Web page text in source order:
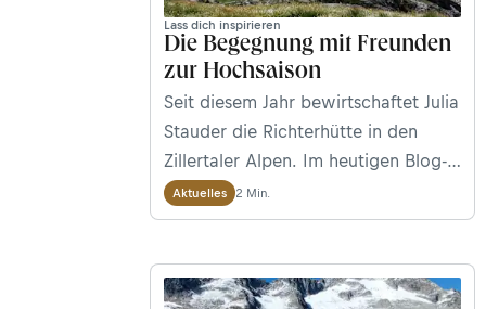
Lass dich inspirieren
Die Begegnung mit Freunden
zur Hochsaison
Seit diesem Jahr bewirtschaftet Julia
Stauder die Richterhütte in den
Zillertaler Alpen. Im heutigen Blog-
Beitrag erzählt die zweifache
Mutter, warum gute Freunde
einem 18-Stunden-Arbeitsalltag zur
Aktuelles 2 Min.